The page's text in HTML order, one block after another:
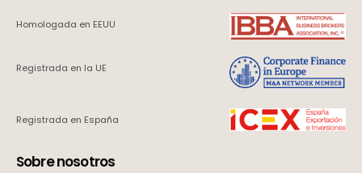
Homologada en EEUU
Registrada en la UE
Registrada en España
Sobre nosotros